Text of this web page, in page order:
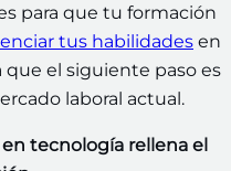
para que tu formación
tus habilidades en
que el siguiente paso es
laboral actual.
tecnología rellena el